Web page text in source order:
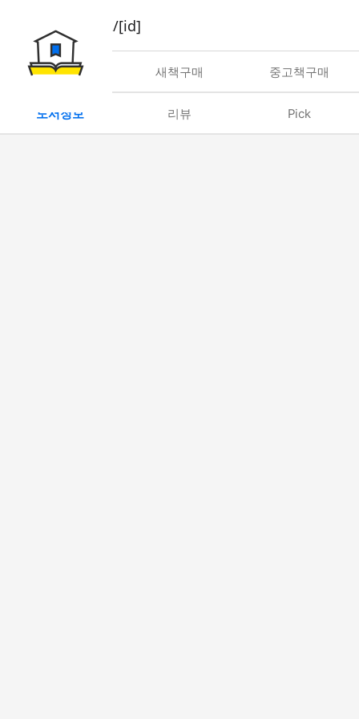
book/rent/[id]
대여 새책구매 중고책구매
도서정보 리뷰 Pick